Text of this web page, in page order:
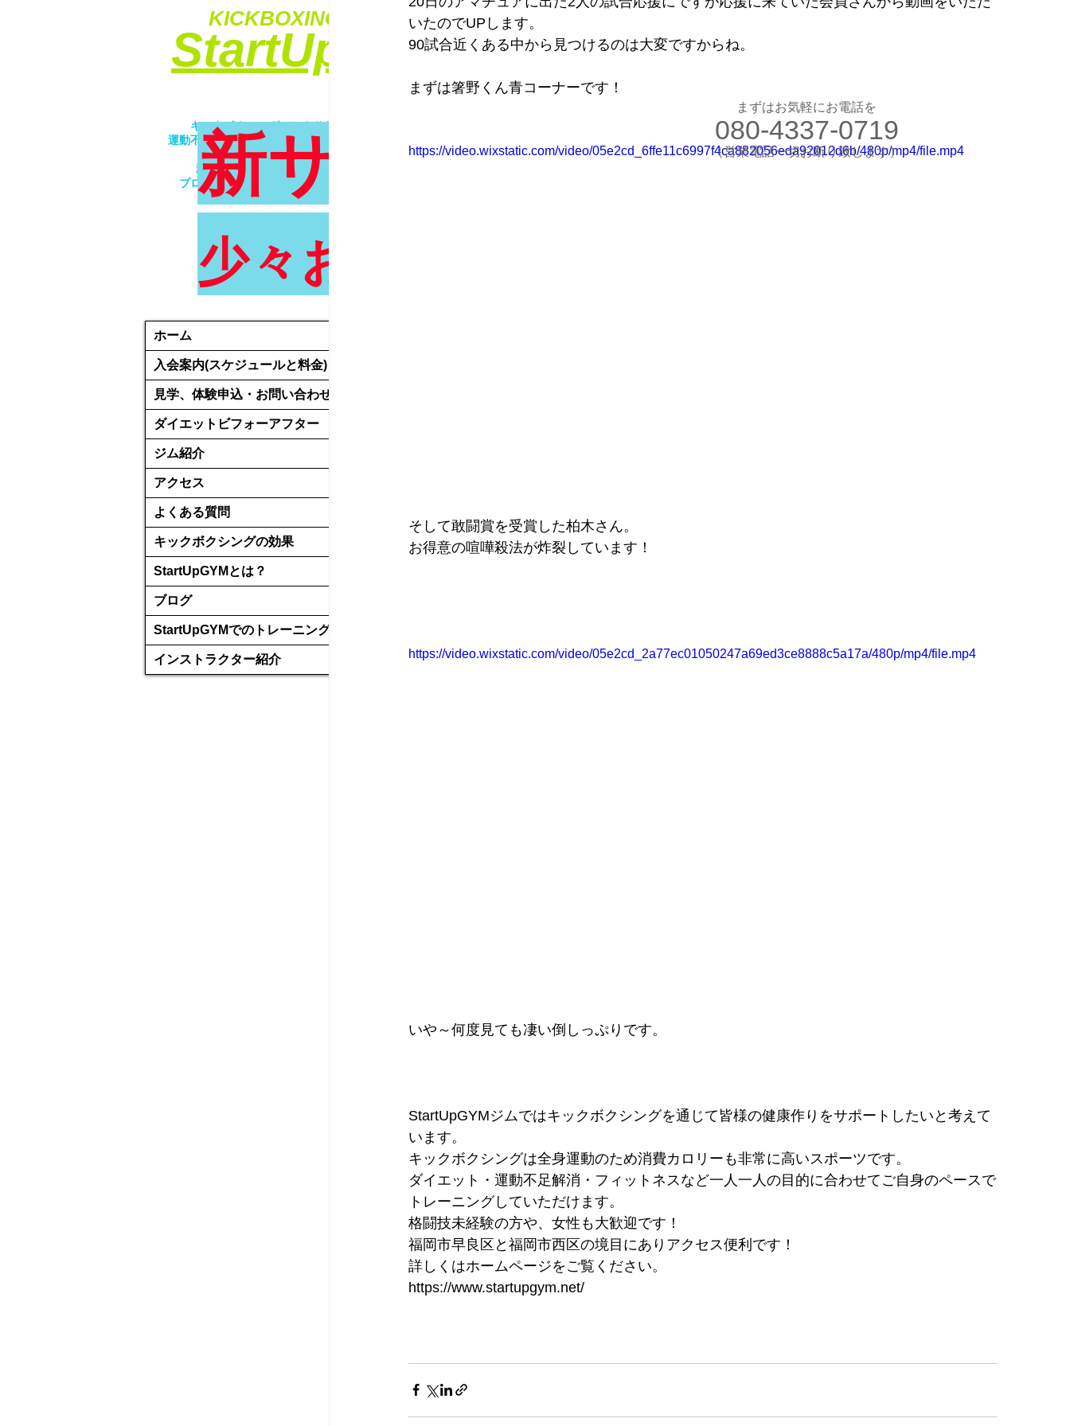
KICKBOXING&FITNESS
​StartUpGYM 080-4337-0719
ホーム
入会案内(スケジュールと料金)
見学、体験申込・お問い合わせ
ダイエットビフォーアフター
ジム紹介
アクセス
よくある質問
キックボクシングの効果
StartUpGYMとは？
ブログ
StartUpGYMでのトレーニング
インストラクター紹介
​体験入会実施中
​キックボクシングでエクササイズ
運動不足解消・ダイエット・ストレス発散
​女性・未経験者歓迎！！
親子で一緒にトレーニング！！
プロが優しく丁寧に指導致します！！
新サイトに移動します
少々お待ちください
いたのでUPします。
90試合近くある中から見つけるのは大変ですからね。
まずは箸野くん青コーナーです！
https://video.wixstatic.com/video/05e2cd_6ffe11c6997f4ca882056eda92012d6b/480p/mp4/file.mp4
そして敢闘賞を受賞した柏木さん。
お得意の喧嘩殺法が炸裂しています！
https://video.wixstatic.com/video/05e2cd_2a77ec01050247a69ed3ce8888c5a17a/480p/mp4/file.mp4
いや～何度見ても凄い倒しっぷりです。
StartUpGYMジムではキックボクシングを通じて皆様の健康作りをサポートしたいと考えて
います。
キックボクシングは全身運動のため消費カロリーも非常に高いスポーツです。
ダイエット・運動不足解消・フィットネスなど一人一人の目的に合わせてご自身のペースで
トレーニングしていただけます。
格闘技未経験の方や、女性も大歓迎です！
福岡市早良区と福岡市西区の境目にありアクセス便利です！
詳しくはホームページをご覧ください。
https://www.startupgym.net/
まずはお気軽にお電話を
080-4337-0719
​（営業電話一切お断り致します）